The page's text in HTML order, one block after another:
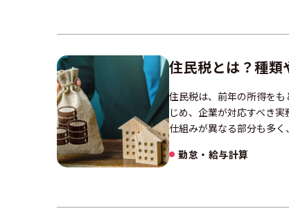
住民税とは？種類
住民税は、前年の所得を
じめ、企業が対応すべき
仕組みが異なる部分も多
勤怠・給与計算